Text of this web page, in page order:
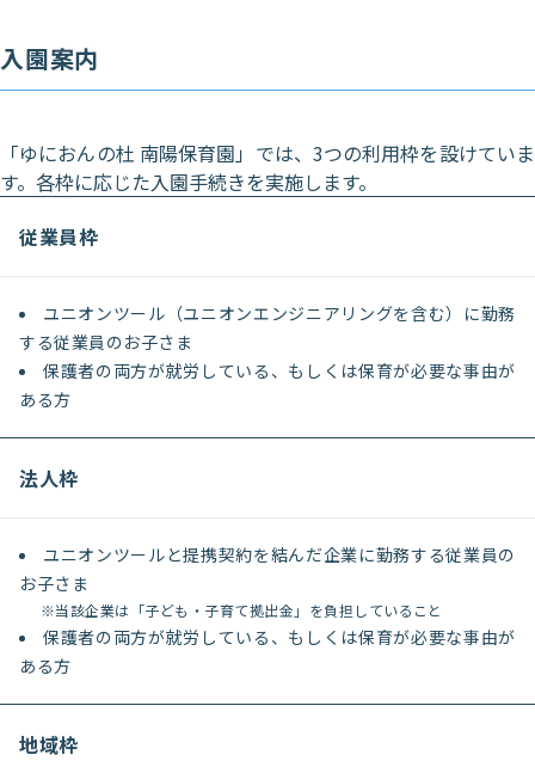
入園案内
「ゆにおんの杜 南陽保育園」では、3つの利用枠を設けていま
す。各枠に応じた入園手続きを実施します。
従業員枠
ユニオンツール（ユニオンエンジニアリングを含む）に勤務
する従業員のお子さま
保護者の両方が就労している、もしくは保育が必要な事由が
ある方
法人枠
ユニオンツールと提携契約を結んだ企業に勤務する従業員の
お子さま
※当該企業は「子ども・子育て拠出金」を負担していること
保護者の両方が就労している、もしくは保育が必要な事由が
ある方
地域枠